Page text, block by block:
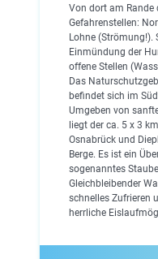
Von dort am Rande
Gefahrenstellen:
Lohne (Strömung!).
Einmündung der
offene Stellen
Das
befindet sich im
Umgeben von
liegt der ca. 5 x 3
Osnabrück und
Berge. Es ist ein
sogenanntes
Gleichbleibender
schnelles Zufrieren
herrliche